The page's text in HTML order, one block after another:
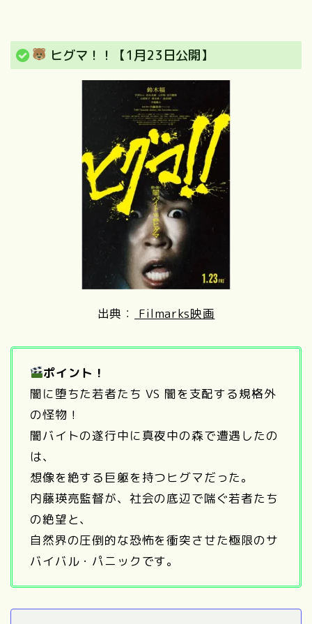
ヒグマ！！【1月23日公開】
出典： Filmarks映画
ポイント！
闇に堕ちた若者たち VS 闇を支配する規格外
の怪物！
闇バイトの遂行中に真夜中の森で遭遇したの
は、
想像を絶する巨躯を持つヒグマだった。
内藤瑛亮監督が、社会の底辺で喘ぐ若者たち
の絶望と、
自然界の圧倒的な恐怖を衝突させた極限のサ
バイバル・パニックです。